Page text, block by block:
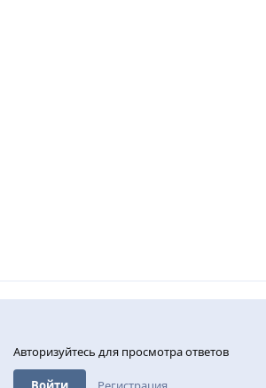
Авторизуйтесь для просмотра ответов